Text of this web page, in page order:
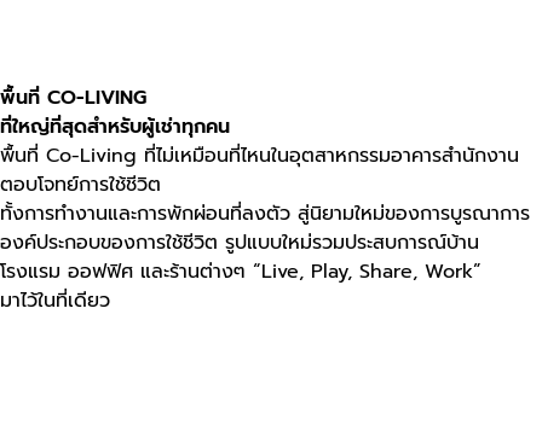
พื้นที่ CO-LIVING
ที่ใหญ่ที่สุดสำหรับผู้เช่าทุกคน
พื้นที่ Co-Living ที่ไม่เหมือนที่ไหนในอุตสาหกรรมอาคารสำนักงาน
ตอบโจทย์การใช้ชีวิต
ทั้งการทำงานและการพักผ่อนที่ลงตัว สู่นิยามใหม่ของการบูรณาการ
องค์ประกอบของการใช้ชีวิต รูปแบบใหม่รวมประสบการณ์บ้าน
โรงแรม ออฟฟิศ และร้านต่างๆ “Live, Play, Share, Work”
มาไว้ในที่เดียว